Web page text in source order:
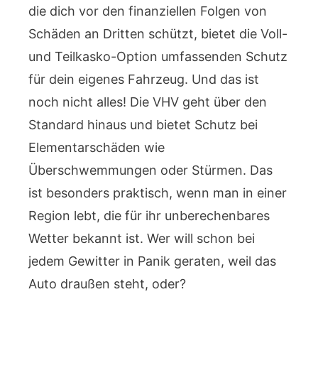
die dich vor den finanziellen Folgen von
Schäden an Dritten schützt, bietet die Voll-
und Teilkasko-Option umfassenden Schutz
für dein eigenes Fahrzeug. Und das ist
noch nicht alles! Die VHV geht über den
Standard hinaus und bietet Schutz bei
Elementarschäden wie
Überschwemmungen oder Stürmen. Das
ist besonders praktisch, wenn man in einer
Region lebt, die für ihr unberechenbares
Wetter bekannt ist. Wer will schon bei
jedem Gewitter in Panik geraten, weil das
Auto draußen steht, oder?